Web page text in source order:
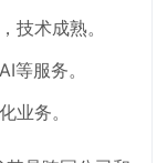
技术成熟。
等服务。
业务。